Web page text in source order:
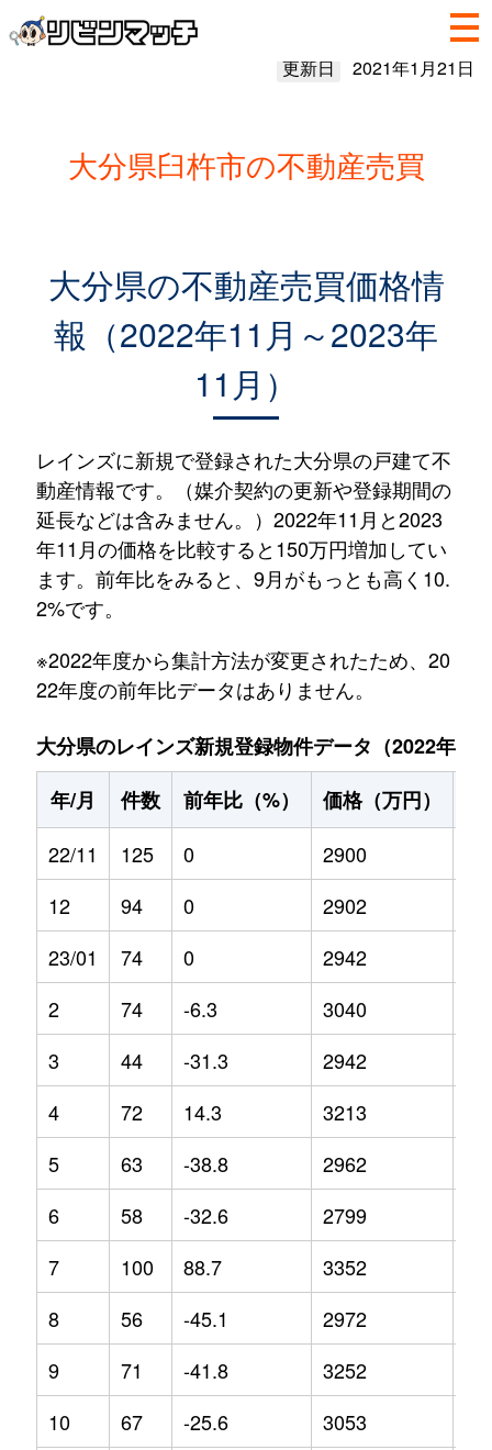
更新日 2021年1月21日
大分県臼杵市の不動産売買
大分県の不動産売買価格情
報（2022年11月～2023年
11月）
レインズに新規で登録された大分県の戸建て不
動産情報です。（媒介契約の更新や登録期間の
延長などは含みません。）2022年11月と2023
年11月の価格を比較すると150万円増加してい
ます。前年比をみると、9月がもっとも高く10.
2%です。
※2022年度から集計方法が変更されたため、20
22年度の前年比データはありません。
大分県のレインズ新規登録物件データ（2022年11
年/月
件数 前年比（%） 価格（万円）
22/11
125 0 2900
12
94 0 2902
23/01
74 0 2942
2
74 -6.3 3040
3
44 -31.3 2942
4
72 14.3 3213
5
63 -38.8 2962
6
58 -32.6 2799
7
100 88.7 3352
8
56 -45.1 2972
9
71 -41.8 3252
10
67 -25.6 3053